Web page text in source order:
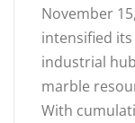
November
intensified
industrial
marble
With